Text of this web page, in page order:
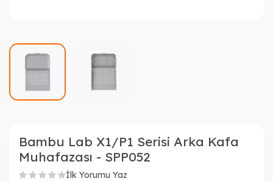
Bambu Lab X1/P1 Serisi Arka Kafa
Muhafazası - SPP052
İlk Yorumu Yaz